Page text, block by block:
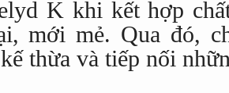
K khi kết hợp
mới mẻ. Qua đó,
thừa và tiếp nối